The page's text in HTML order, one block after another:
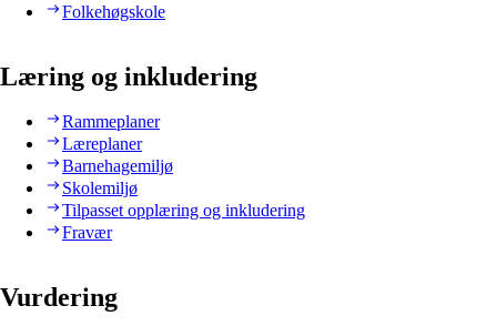
Folkehøgskole
Læring og inkludering
Rammeplaner
Læreplaner
Barnehagemiljø
Skolemiljø
Tilpasset opplæring og inkludering
Fravær
Vurdering